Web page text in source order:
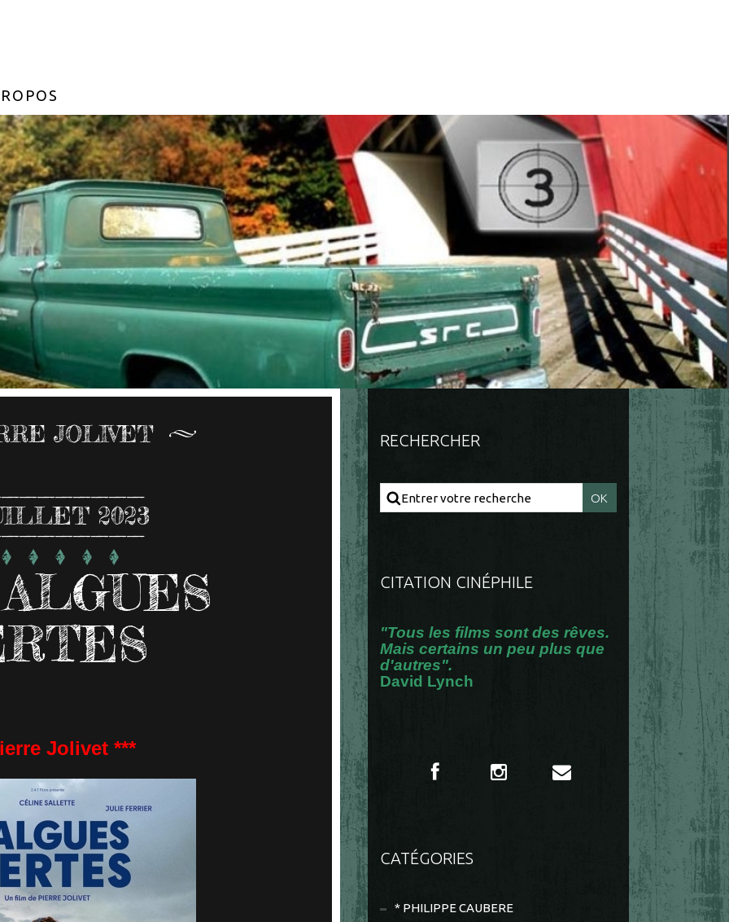
JOLIVET
2023
Jolivet ***
RECHERCHER
CITATION CINÉPHILE
"Tous les films sont des rêves.
Mais certains un peu plus que
d'autres".
David Lynch
CATÉGORIES
* PHILIPPE CAUBERE